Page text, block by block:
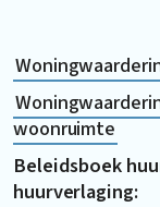
woonruimte
Beleidsboek
huurverlaging: